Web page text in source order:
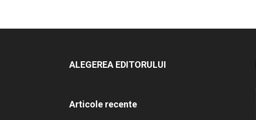
ALEGEREA EDITORULUI
Articole recente